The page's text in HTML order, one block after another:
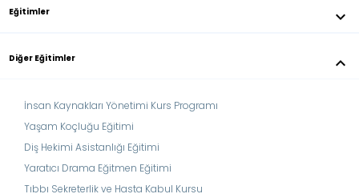
Eğitimler keyboard_arrow_down
Diğer Eğitimler keyboard_arrow_down
İnsan Kaynakları Yönetimi Kurs Programı
Yaşam Koçluğu Eğitimi
Diş Hekimi Asistanlığı Eğitimi
Yaratıcı Drama Eğitmen Eğitimi
Tıbbı Sekreterlik ve Hasta Kabul Kursu